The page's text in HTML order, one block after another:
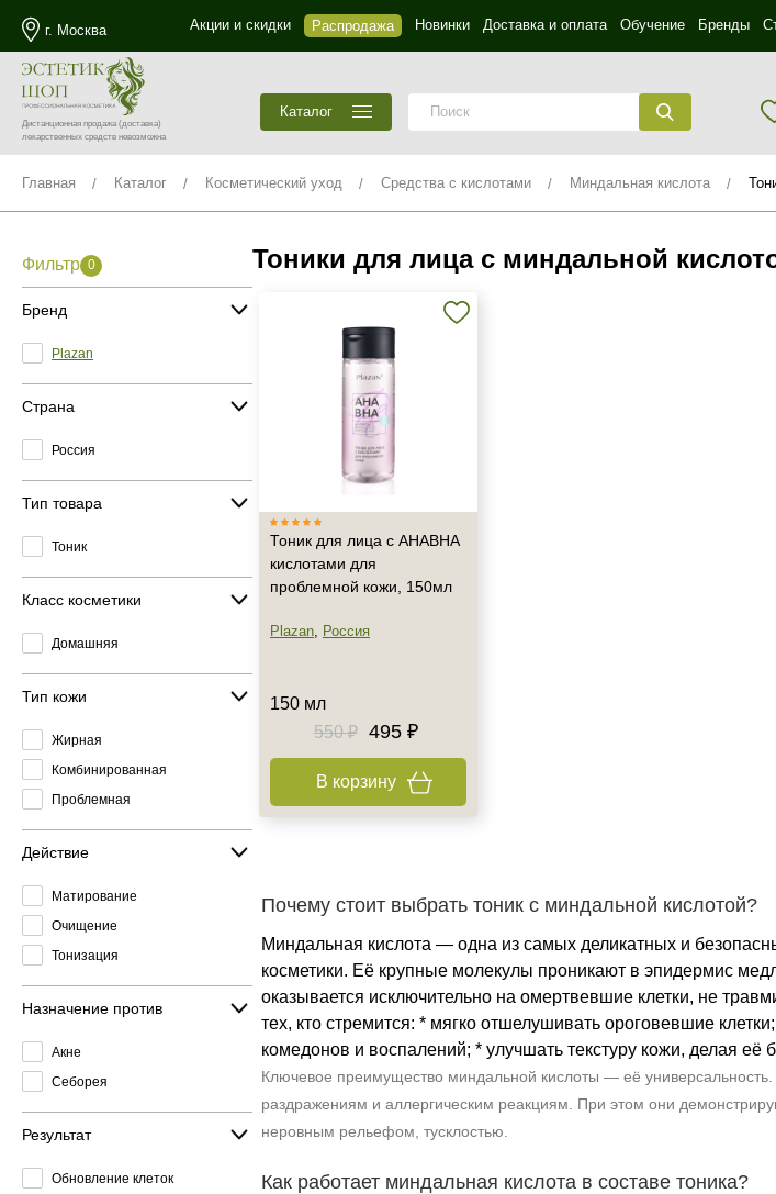
г. Москва Акции и скидки Распродажа Новинки Доставка и оплата Обучение Бренды
Дистанционная продажа(доставка)
лекарственных средств невозможна
Каталог
Главная Каталог Косметический уход Средства с кислотами Миндальная кислота
Фильтр 0
Бренд
Plazan
Страна
Россия
Тип товара
Тоник
Класс косметики
Домашняя
Тип кожи
Жирная
Комбинированная
Проблемная
Действие
Матирование
Очищение
Тонизация
Назначение против
Акне
Себорея
Результат
Обновление клеток
Тоники для лица с миндальной
Тоник для лица с АНАВНА
кислотами для
проблемной кожи, 150мл
Plazan, Россия
150 мл
550 ₽
495 ₽
В корзину
Почему стоит выбрать тоник с миндальной кислотой?
Миндальная кислота — одна из самых деликатных и
косметики. Её крупные молекулы проникают в эпидермис
оказывается исключительно на омертвевшие клетки, не
тех, кто стремится: * мягко отшелушивать ороговевшие
комедонов и воспалений; * улучшать текстуру кожи, делая её
Ключевое преимущество миндальной кислоты — её
раздражениям и аллергическим реакциям. При этом они
неровным рельефом, тусклостью.
Как работает миндальная кислота в составе тоника?